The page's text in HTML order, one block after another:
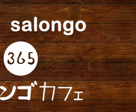
サロンゴ)カフ
らせ
ェ『365カフェ』より
けします。